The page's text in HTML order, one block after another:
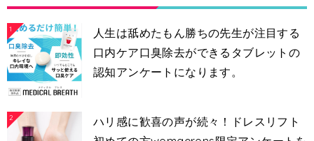
1
人生は舐めたもん勝ちの先生が注目する
口内ケア口臭除去ができるタブレットの
認知アンケートになります。
2
ハリ感に歓喜の声が続々！ドレスリフト